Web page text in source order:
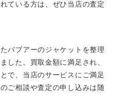
ている方は、ぜひ当店の査定
バブアーのジャケットを整理
した。買取金額に満足され、
で、当店のサービスにご満足
ご相談や査定の申し込みは随